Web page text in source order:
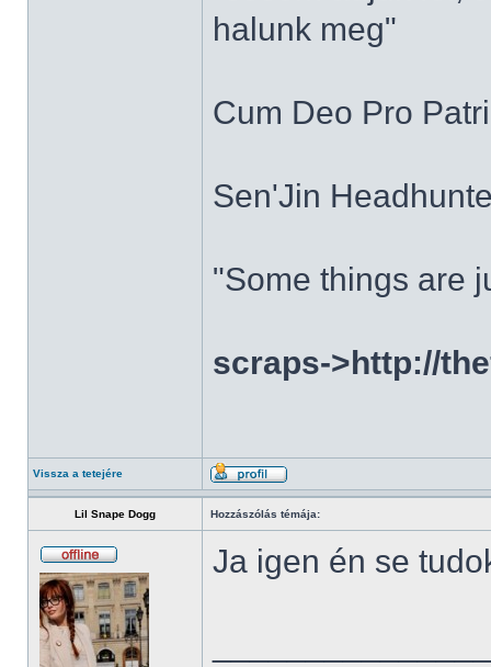
halunk meg"
Cum Deo Pro
Sen'Jin
"Some things are
scraps->http://
Vissza a tetejére
Lil Snape Dogg Hozzászólás témája:
Ja igen én se